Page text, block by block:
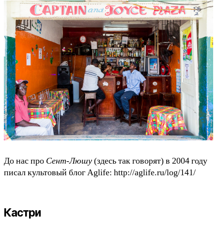
До нас про Сент-Люшу(здесь так говорят) в 2004 году
писал культовый блог Aglife: http://aglife.ru/log/141/
Кастри